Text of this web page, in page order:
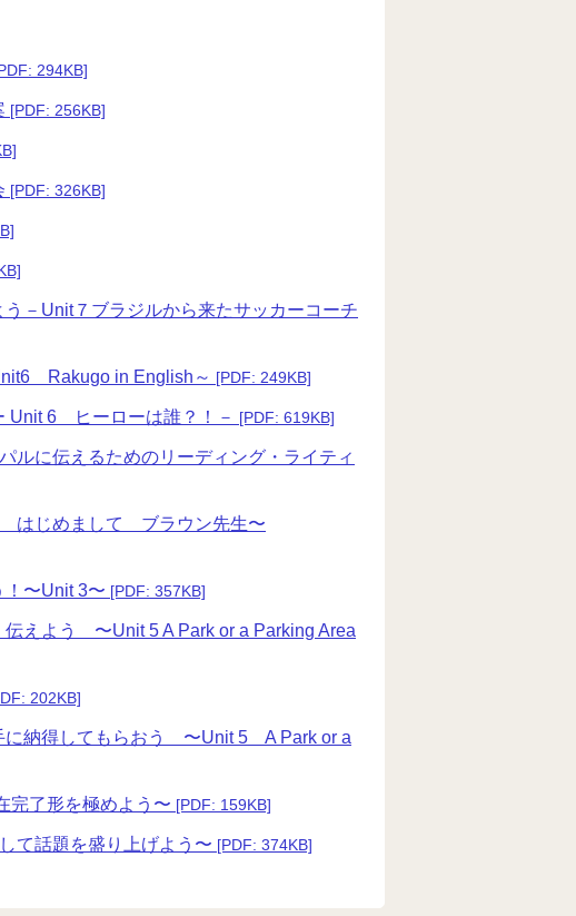
294KB]
[PDF: 256KB]
[PDF: 326KB]
－Unit７ブラジルから来たサッカーコーチ
Rakugo in English～ [PDF: 249KB]
Unit 6 ヒーローは誰？！－ [PDF: 619KB]
に伝えるためのリーディング・ライティ
はじめまして ブラウン先生〜
！〜Unit 3〜 [PDF: 357KB]
伝えよう 〜Unit 5 A Park or a Parking Area
202KB]
に納得してもらおう 〜Unit 5 A Park or a
完了形を極めよう〜 [PDF: 159KB]
て話題を盛り上げよう〜 [PDF: 374KB]